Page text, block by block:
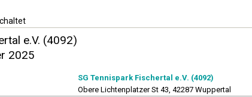
e.V. (4092)
2025
SG Tennispark Fischertal e.V. (4092)
Obere Lichtenplatzer St 43, 42287 Wuppertal